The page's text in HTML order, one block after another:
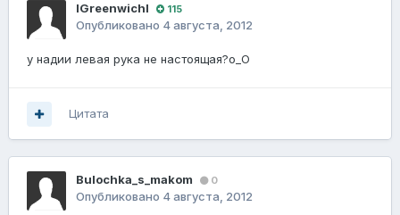
lGreenwichl 115
Опубликовано 4 августа, 2012
у надии левая рука не настоящая?о_О
Цитата
Bulochka_s_makom 0
Опубликовано 4 августа, 2012